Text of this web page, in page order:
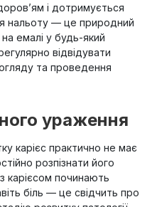
і дотримується
нальоту — це природний
емалі у будь-який
відвідувати
та проведення
ураження
карієс практично не має
розпізнати його
карієсом починають
біль — це свідчить про